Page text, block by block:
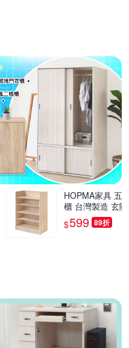
HOPMA家具 五
櫃 台灣製造 玄
開放收納櫃 置物
櫃 鞋架-寬60 X
$599 89折